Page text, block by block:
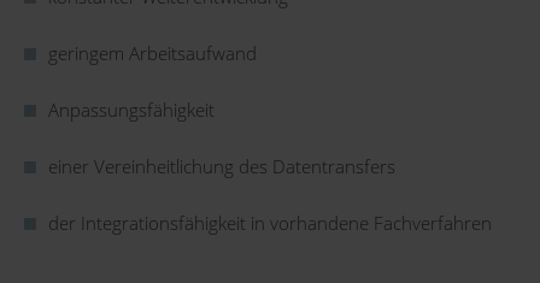
geringem Arbeitsaufwand
Anpassungsfähigkeit
einer Vereinheitlichung des Datentransfers
der Integrationsfähigkeit in vorhandene Fachverfahren